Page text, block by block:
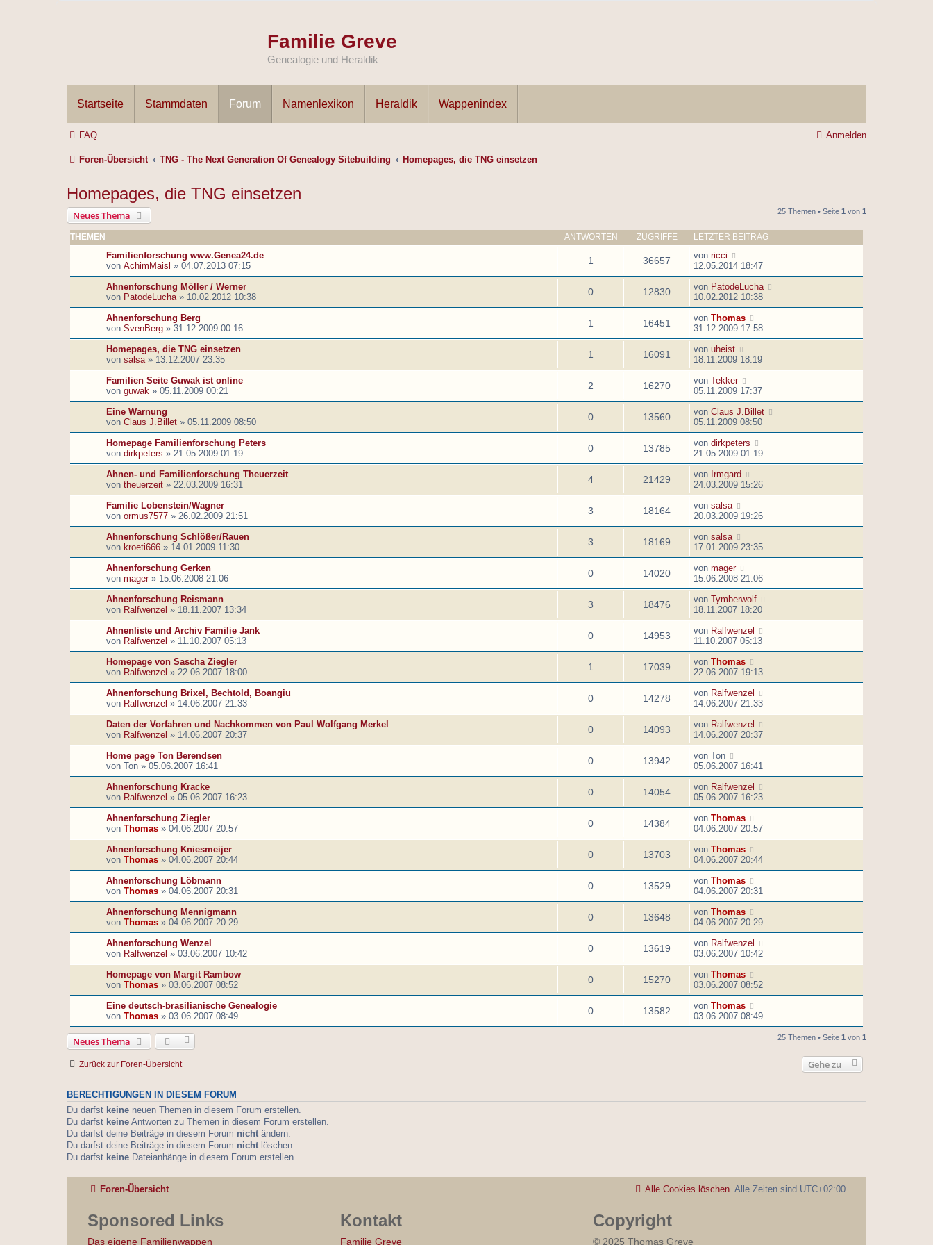
Familie Greve
Genealogie und Heraldik
Startseite Stammdaten Forum Namenlexikon Heraldik Wappenindex
FAQ Anmelden
Foren-Übersicht TNG - The Next Generation Of Genealogy Sitebuilding Homepages, die TNG einsetzen
Homepages, die TNG einsetzen
Neues Thema 25 Themen • Seite 1 von 1
THEMEN ANTWORTEN ZUGRIFFE LETZTER BEITRAG
Familienforschung www.Genea24.de
von AchimMaisl » 04.07.2013 07:15 1 36657 von ricci
12.05.2014 18:47
Ahnenforschung Möller / Werner
von PatodeLucha» 10.02.2012 10:38 0 12830 von PatodeLucha
10.02.2012 10:38
Ahnenforschung Berg
von SvenBerg » 31.12.2009 00:16 1 16451 von Thomas
31.12.2009 17:58
Homepages, die TNG einsetzen
von salsa» 13.12.2007 23:35 1 16091 von uheist
18.11.2009 18:19
Familien Seite Guwak ist online
von guwak » 05.11.2009 00:21 2 16270 von Tekker
05.11.2009 17:37
Eine Warnung
von Claus J.Billet » 05.11.2009 08:50 0 13560 von Claus J.Billet
05.11.2009 08:50
Homepage Familienforschung Peters
von dirkpeters » 21.05.2009 01:19 0 13785 von dirkpeters
21.05.2009 01:19
Ahnen- und Familienforschung Theuerzeit
von theuerzeit » 22.03.2009 16:31 4 21429 von Irmgard
24.03.2009 15:26
Familie Lobenstein/Wagner
von ormus7577 » 26.02.2009 21:51 3 18164 von salsa
20.03.2009 19:26
Ahnenforschung Schlößer/Rauen
von kroeti666 » 14.01.2009 11:30 3 18169 von salsa
17.01.2009 23:35
Ahnenforschung Gerken
von mager» 15.06.2008 21:06 0 14020 von mager
15.06.2008 21:06
Ahnenforschung Reismann
von Ralfwenzel » 18.11.2007 13:34 3 18476 von Tymberwolf
18.11.2007 18:20
Ahnenliste und Archiv Familie Jank
von Ralfwenzel » 11.10.2007 05:13 0 14953 von Ralfwenzel
11.10.2007 05:13
Homepage von Sascha Ziegler
von Ralfwenzel » 22.06.2007 18:00 1 17039 von Thomas
22.06.2007 19:13
Ahnenforschung Brixel, Bechtold, Boangiu
von Ralfwenzel » 14.06.2007 21:33 0 14278 von Ralfwenzel
14.06.2007 21:33
Daten der Vorfahren und Nachkommen von Paul Wolfgang Merkel
von Ralfwenzel » 14.06.2007 20:37 0 14093 von Ralfwenzel
14.06.2007 20:37
Home page Ton Berendsen
von Ton » 05.06.2007 16:41 0 13942 von Ton
05.06.2007 16:41
Ahnenforschung Kracke
von Ralfwenzel » 05.06.2007 16:23 0 14054 von Ralfwenzel
05.06.2007 16:23
Ahnenforschung Ziegler
von Thomas » 04.06.2007 20:57 0 14384 von Thomas
04.06.2007 20:57
Ahnenforschung Kniesmeijer
von Thomas » 04.06.2007 20:44 0 13703 von Thomas
04.06.2007 20:44
Ahnenforschung Löbmann
von Thomas » 04.06.2007 20:31 0 13529 von Thomas
04.06.2007 20:31
Ahnenforschung Mennigmann
von Thomas » 04.06.2007 20:29 0 13648 von Thomas
04.06.2007 20:29
Ahnenforschung Wenzel
von Ralfwenzel » 03.06.2007 10:42 0 13619 von Ralfwenzel
03.06.2007 10:42
Homepage von Margit Rambow
von Thomas » 03.06.2007 08:52 0 15270 von Thomas
03.06.2007 08:52
Eine deutsch-brasilianische Genealogie
von Thomas » 03.06.2007 08:49 0 13582 von Thomas
03.06.2007 08:49
Neues Thema 25 Themen • Seite 1 von 1
Zurück zur Foren-Übersicht Gehe zu
BERECHTIGUNGEN IN DIESEM FORUM
Du darfst keine neuen Themen in diesem Forum erstellen.
Du darfst keine Antworten zu Themen in diesem Forum erstellen.
Du darfst deine Beiträge in diesem Forum nicht ändern.
Du darfst deine Beiträge in diesem Forum nicht löschen.
Du darfst keine Dateianhänge in diesem Forum erstellen.
Foren-Übersicht Alle Zeiten sind UTC+02:00
Alle Cookies löschen
Sponsored Links
Das eigene Familienwappen
Kontakt
Familie Greve
Copyright
© 2025 Thomas Greve